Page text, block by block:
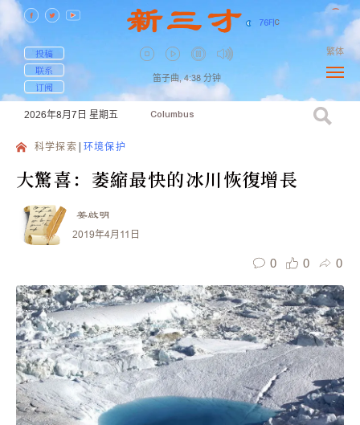
76F| C
投稿
联系
订阅
笛子曲, 4:38 分钟
繁体
2026年8月7日 星期五 Columbus
科学探索 环境保护
大驚喜：萎縮最快的冰川恢復增長
姜啟明
2019年4月11日
0 0 0